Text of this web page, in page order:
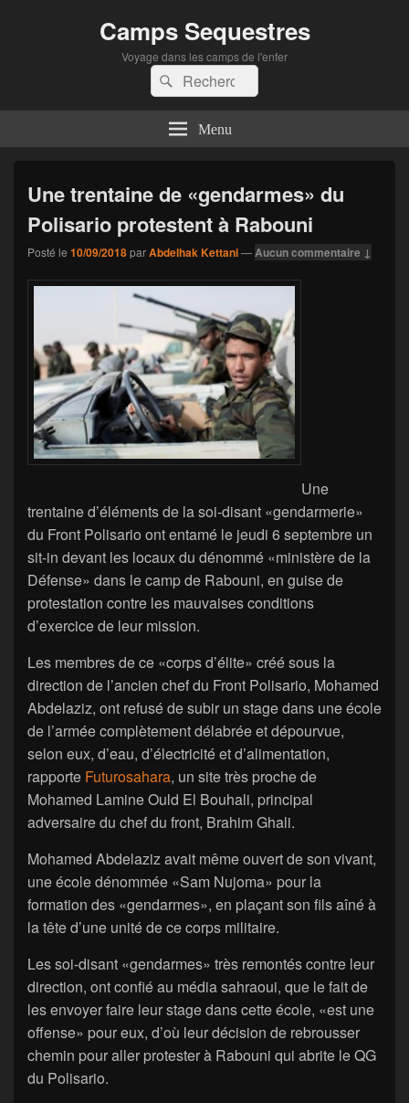
Camps Sequestres
Voyage dans les camps de l'enfer
Recherche :
Rechercher
Menu
Une trentaine de «gendarmes» du
Polisario protestent à Rabouni
Posté le 10/09/2018parAbdelhak Kettani—Aucun commentaire ↓
Une
trentaine d’éléments de la soi-disant «gendarmerie»
du Front Polisario ont entamé le jeudi 6 septembre un
sit-in devant les locaux du dénommé «ministère de la
Défense» dans le camp de Rabouni, en guise de
protestation contre les mauvaises conditions
d’exercice de leur mission.
Les membres de ce «corps d’élite» créé sous la
direction de l’ancien chef du Front Polisario, Mohamed
Abdelaziz, ont refusé de subir un stage dans une école
de l’armée complètement délabrée et dépourvue,
selon eux, d’eau, d’électricité et d’alimentation,
rapporte Futurosahara, un site très proche de
Mohamed Lamine Ould El Bouhali, principal
adversaire du chef du front, Brahim Ghali.
Mohamed Abdelaziz avait même ouvert de son vivant,
une école dénommée «Sam Nujoma» pour la
formation des «gendarmes», en plaçant son fils aîné à
la tête d’une unité de ce corps militaire.
Les soi-disant «gendarmes» très remontés contre leur
direction, ont confié au média sahraoui, que le fait de
les envoyer faire leur stage dans cette école, «est une
offense» pour eux, d’où leur décision de rebrousser
chemin pour aller protester à Rabouni qui abrite le QG
du Polisario.